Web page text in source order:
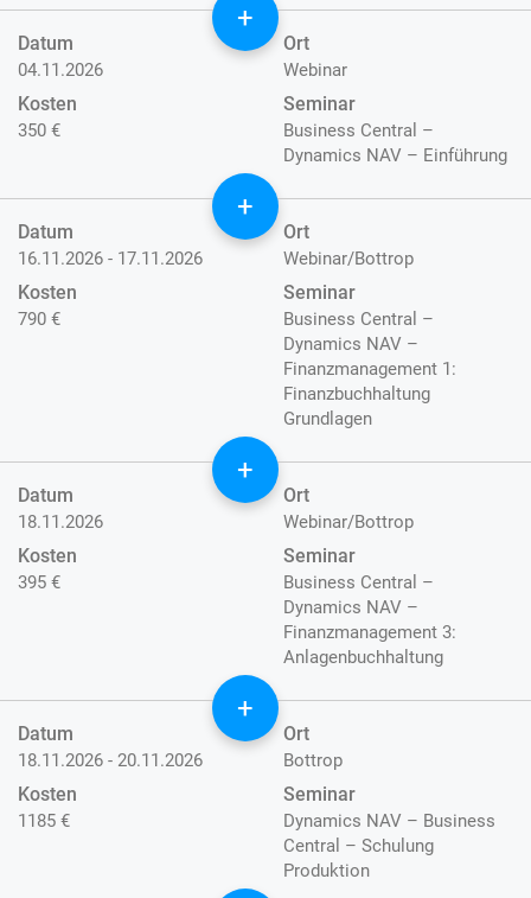
+
Datum
04.11.2026
Ort
Webinar
Kosten
350 €
Seminar
Business Central –
Dynamics NAV – Einführung
+
Datum
16.11.2026 - 17.11.2026
Ort
Webinar/Bottrop
Kosten
790 €
Seminar
Business Central –
Dynamics NAV –
Finanzmanagement 1:
Finanzbuchhaltung
Grundlagen
+
Datum
18.11.2026
Ort
Webinar/Bottrop
Kosten
395 €
Seminar
Business Central –
Dynamics NAV –
Finanzmanagement 3:
Anlagenbuchhaltung
+
Datum
18.11.2026 - 20.11.2026
Ort
Bottrop
Kosten
1185 €
Seminar
Dynamics NAV – Business
Central – Schulung
Produktion